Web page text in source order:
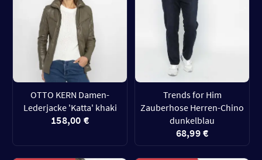
OTTO KERN Damen-
Lederjacke 'Katta' khaki
158,00 €
Trends for Him
Zauberhose Herren-Chino
dunkelblau
68,99 €